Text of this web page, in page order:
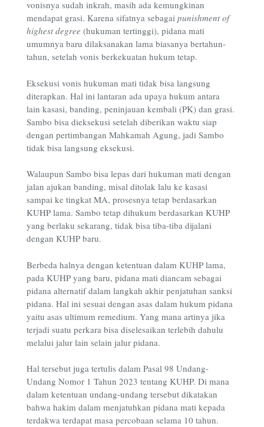
vonisnya sudah inkrah, masih ada kemungkinan
mendapat grasi. Karena sifatnya sebagai punishment of
highest degree (hukuman tertinggi), pidana mati
umumnya baru dilaksanakan lama biasanya bertahun-
tahun, setelah vonis berkekuatan hukum tetap.
Eksekusi vonis hukuman mati tidak bisa langsung
diterapkan. Hal ini lantaran ada upaya hukum antara
lain kasasi, banding, peninjauan kembali (PK) dan grasi.
Sambo bisa dieksekusi setelah diberikan waktu siap
dengan pertimbangan Mahkamah Agung, jadi Sambo
tidak bisa langsung eksekusi.
Walaupun Sambo bisa lepas dari hukuman mati dengan
jalan ajukan banding, misal ditolak lalu ke kasasi
sampai ke tingkat MA, prosesnya tetap berdasarkan
KUHP lama. Sambo tetap dihukum berdasarkan KUHP
yang berlaku sekarang, tidak bisa tiba-tiba dijalani
dengan KUHP baru.
Berbeda halnya dengan ketentuan dalam KUHP lama,
pada KUHP yang baru, pidana mati diancam sebagai
pidana alternatif dalam langkah akhir penjatuhan sanksi
pidana. Hal ini sesuai dengan asas dalam hukum pidana
yaitu asas ultimum remedium. Yang mana artinya jika
terjadi suatu perkara bisa diselesaikan terlebih dahulu
melalui jalur lain selain jalur pidana.
Hal tersebut juga tertulis dalam Pasal 98 Undang-
Undang Nomor 1 Tahun 2023 tentang KUHP. Di mana
dalam ketentuan undang-undang tersebut dikatakan
bahwa hakim dalam menjatuhkan pidana mati kepada
terdakwa terdapat masa percobaan selama 10 tahun.